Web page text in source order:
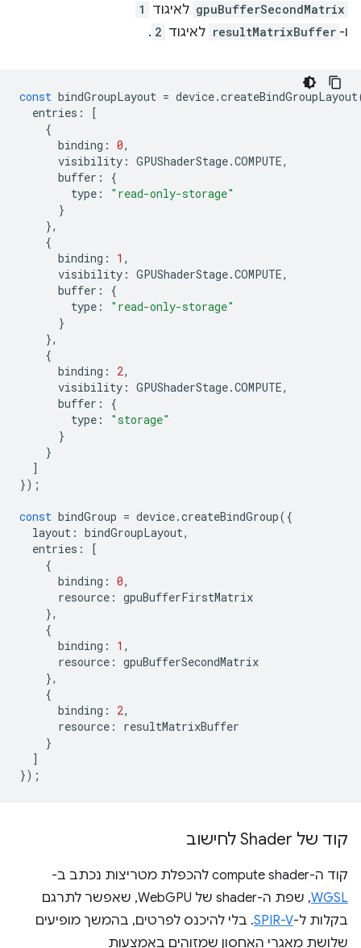
gpuBufferSecondMatrix לאיגוד 1
ו- resultMatrixBuffer לאיגוד 2
.
const bindGroupLayout = device.createBindGroupLayout
entries :
[
{
binding : 0,
visibility : GPUShaderStage.COMPUTE,
buffer :
{
type :
"read-only-storage"
}
},
{
binding : 1 ,
visibility : GPUShaderStage.COMPUTE,
buffer :
{
type :
"read-only-storage"
}
},
{
binding : 2,
visibility : GPUShaderStage.COMPUTE,
buffer :
{
type :
"storage"
}
}
]
});
const bindGroup = device.createBindGroup({
layout : bindGroupLayout,
entries :
[
{
binding : 0,
resource : gpuBufferFirstMatrix
},
{
binding : 1 ,
resource : gpuBufferSecondMatrix
},
{
binding : 2,
resource :
resultMatrixBuffer
}
]
});
קוד של Shader לחישוב
קוד ה-compute shader להכפלת מטריצות נכתב ב-
WGSL
, שפת ה-shader של WebGPU, שאפשר לתרגם
בקלות ל-SPIR-V. בלי להיכנס לפרטים, בהמשך מופיעים
שלושת מאגרי האחסון שמזוהים באמצעות